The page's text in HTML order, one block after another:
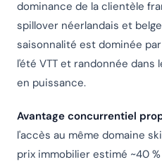
dominance de la clientèle
spillover néerlandais et
saisonnalité est dominée
l'été VTT et randonnée dans
en puissance.
Avantage concurrentiel
l'accès au même domaine
prix immobilier estimé ~40